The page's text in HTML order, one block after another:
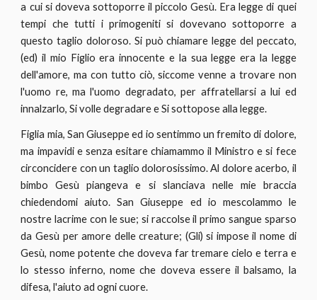
a cui si doveva sottoporre il piccolo Gesù. Era legge di quei
tempi che tutti i primogeniti si dovevano sottoporre a
questo taglio doloroso. Si può chiamare legge del peccato,
(ed) il mio Figlio era innocente e la sua legge era la legge
dell'amore, ma con tutto ciò, siccome venne a trovare non
l'uomo re, ma l'uomo degradato, per affratellarsi a lui ed
innalzarlo, Si volle degradare e Si sottopose alla legge.
Figlia mia, San Giuseppe ed io sentimmo un fremito di dolore,
ma impavidi e senza esitare chiamammo il Ministro e si fece
circoncidere con un taglio dolorosissimo. Al dolore acerbo, il
bimbo Gesù piangeva e si slanciava nelle mie braccia
chiedendomi aiuto. San Giuseppe ed io mescolammo le
nostre lacrime con le sue; si raccolse il primo sangue sparso
da Gesù per amore delle creature; (Gli) si impose il nome di
Gesù, nome potente che doveva far tremare cielo e terra e
lo stesso inferno, nome che doveva essere il balsamo, la
difesa, l'aiuto ad ogni cuore.